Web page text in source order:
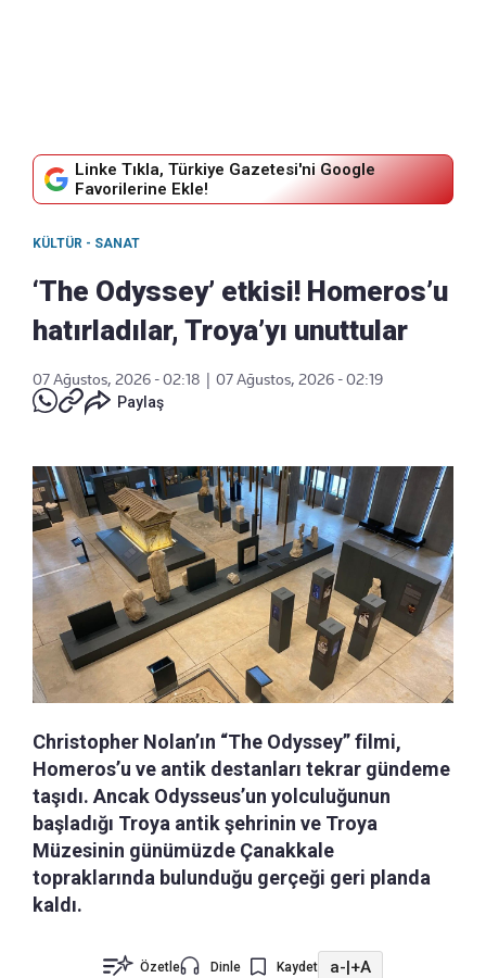
Linke Tıkla, Türkiye Gazetesi'ni Google
Favorilerine Ekle!
KÜLTÜR - SANAT
‘The Odyssey’ etkisi! Homeros’u
hatırladılar, Troya’yı unuttular
07 Ağustos, 2026 - 02:18
07 Ağustos, 2026 - 02:19
Paylaş
Christopher Nolan’ın “The Odyssey” filmi,
Homeros’u ve antik destanları tekrar gündeme
taşıdı. Ancak Odysseus’un yolculuğunun
başladığı Troya antik şehrinin ve Troya
Müzesinin günümüzde Çanakkale
topraklarında bulunduğu gerçeği geri planda
kaldı.
Özetle Dinle Kaydet a-|+A